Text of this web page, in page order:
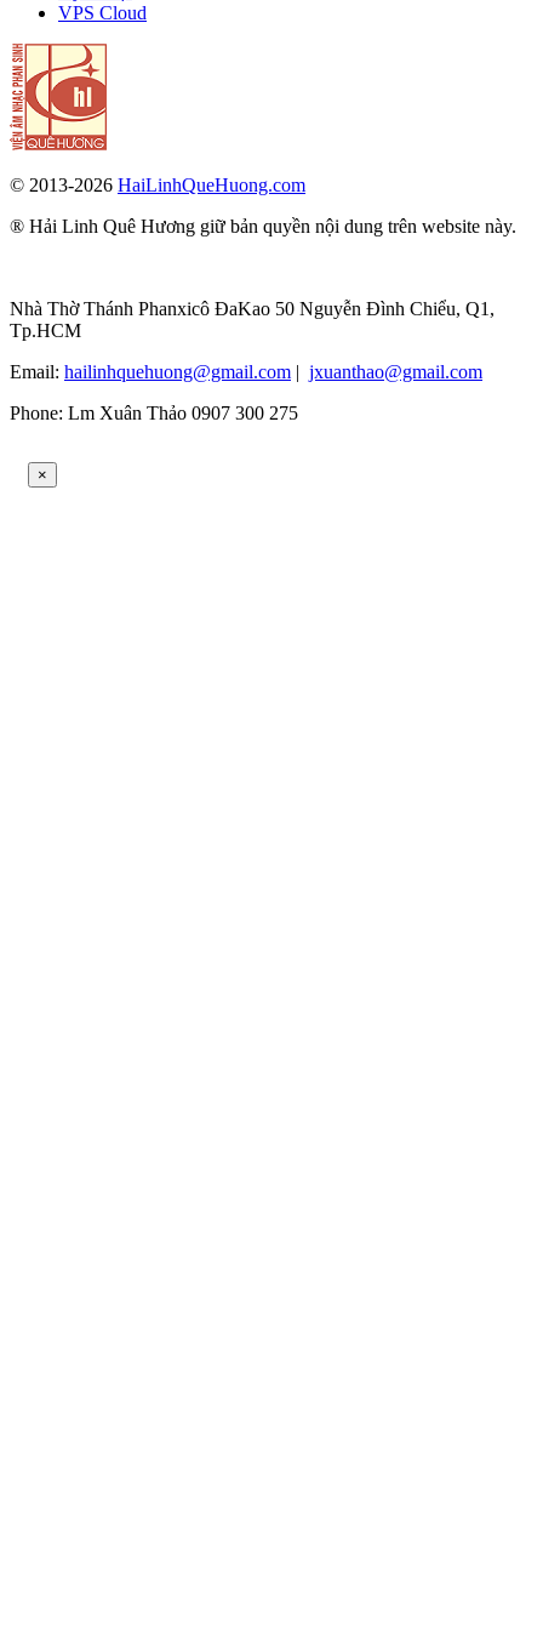
VPS Cloud
© 2013-2026 HaiLinhQueHuong.com
® Hải Linh Quê Hương giữ bản quyền nội dung trên website này.
Nhà Thờ Thánh Phanxicô ĐaKao 50 Nguyễn Đình Chiểu, Q1,
Tp.HCM
Email: hailinhquehuong@gmail.com | jxuanthao@gmail.com
Phone: Lm Xuân Thảo 0907 300 275
×